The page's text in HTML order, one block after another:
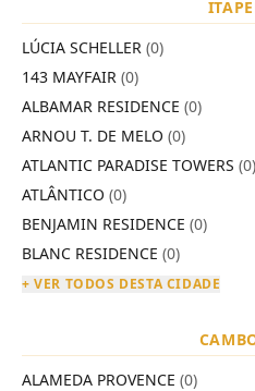
LÚCIA SCHELLER (0)
143 MAYFAIR (0)
ALBAMAR RESIDENCE (0)
ARNOU T. DE MELO (0)
ATLANTIC PARADISE TOWERS (0)
ATLÂNTICO (0)
BENJAMIN RESIDENCE (0)
BLANC RESIDENCE (0)
+ VER TODOS DESTA CIDADE
ALAMEDA PROVENCE (0)